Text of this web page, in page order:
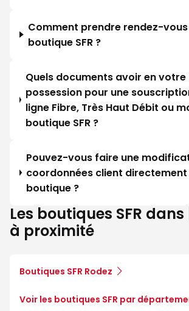
Comment prendre rendez-
boutique SFR ?
Quels documents avoir en votre
possession pour une
ligne Fibre, Très Haut Débit ou
boutique SFR ?
Pouvez-vous faire une
coordonnées client directement
boutique ?
Les boutiques SFR
à proximité
Boutiques SFR Rodez
Voir les boutiques SFR par